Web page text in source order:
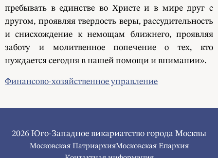
пребывать в единстве во Христе и в мире друг с
другом, проявляя твердость веры, рассудительность
и снисхождение к немощам ближнего, проявляя
заботу и молитвенное попечение о тех, кто
нуждается сегодня в нашей помощи и внимании».
Финансово-хозяйственное управление
2026 Юго-Западное викариатство города Москвы
Московская ПатриархияМосковская Епархия